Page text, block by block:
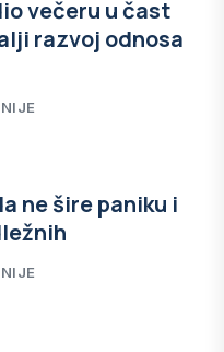
večeru u čast
razvoj odnosa
ne šire paniku i